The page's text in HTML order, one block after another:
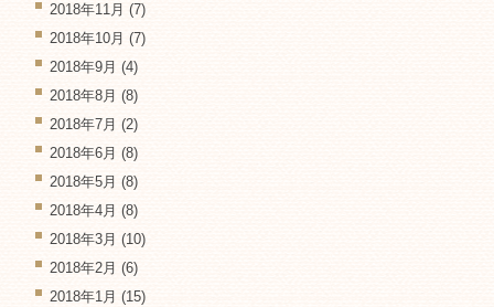
2018年11月 (7)
2018年10月 (7)
2018年9月 (4)
2018年8月 (8)
2018年7月 (2)
2018年6月 (8)
2018年5月 (8)
2018年4月 (8)
2018年3月 (10)
2018年2月 (6)
2018年1月 (15)